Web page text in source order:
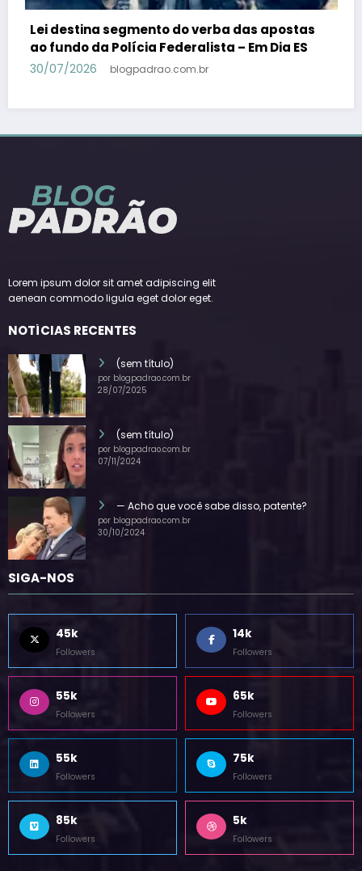
PSB confirma Geraldo Alckmin porquê
candidato a vice-presidente na fórmula
Lula – Em Dia ES
Lorem ipsum dolor sit amet adipiscing elit
(sem título)
por blogpadrao.com.br
(sem título)
por blogpadrao.com.br
— Acho que você sabe disso, patente?
por blogpadrao.com.br
SIGA-NOS
45k
Followers
14k
Followers
55k
Followers
65k
Followers
55k
Followers
75k
Followers
85k
Followers
5k
Followers